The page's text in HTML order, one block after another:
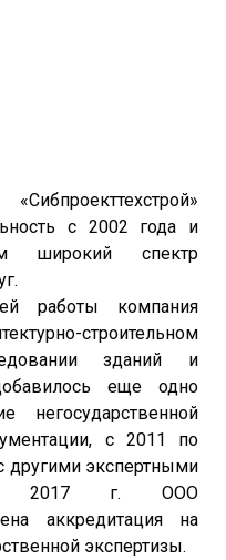
с 2002 года и
широкий спектр
компания
строительном
зданий и
еще одно
негосударственной
с 2011 по
другими экспертными
в 2017 г. ООО
аккредитация на
экспертизы.